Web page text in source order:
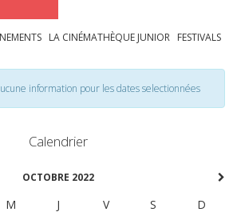
LA CINÉMATHÈQUE JUNIOR FESTIVALS
information pour les dates selectionnées
Calendrier
OCTOBRE 2022
M J V S
D